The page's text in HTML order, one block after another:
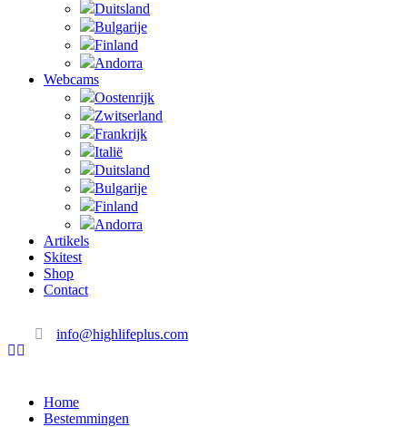
Duitsland
Bulgarije
Finland
Andorra
Webcams
Oostenrijk
Zwitserland
Frankrijk
Italië
Duitsland
Bulgarije
Finland
Andorra
Artikels
Skitest
Shop
Contact
info@highlifeplus.com
Home
Bestemmingen